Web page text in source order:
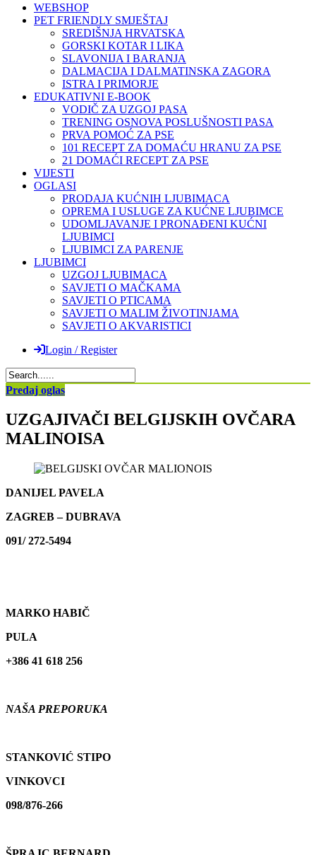
WEBSHOP
PET FRIENDLY SMJEŠTAJ
SREDIŠNJA HRVATSKA
GORSKI KOTAR I LIKA
SLAVONIJA I BARANJA
DALMACIJA I DALMATINSKA ZAGORA
ISTRA I PRIMORJE
EDUKATIVNI E-BOOK
VODIČ ZA UZGOJ PASA
TRENING OSNOVA POSLUŠNOSTI PASA
PRVA POMOĆ ZA PSE
101 RECEPT ZA DOMAĆU HRANU ZA PSE
21 DOMAĆI RECEPT ZA PSE
VIJESTI
OGLASI
PRODAJA KUĆNIH LJUBIMACA
OPREMA I USLUGE ZA KUĆNE LJUBIMCE
UDOMLJAVANJE I PRONAĐENI KUĆNI
LJUBIMCI
LJUBIMCI ZA PARENJE
LJUBIMCI
UZGOJ LJUBIMACA
SAVJETI O MAČKAMA
SAVJETI O PTICAMA
SAVJETI O MALIM ŽIVOTINJAMA
SAVJETI O AKVARISTICI
Login / Register
Predaj oglas
UZGAJIVAČI BELGIJSKIH OVČARA
MALINOISA
DANIJEL PAVELA
ZAGREB – DUBRAVA
091/ 272-5494
MARKO HABIČ
PULA
+386 41 618 256
NAŠA PREPORUKA
STANKOVIĆ STIPO
VINKOVCI
098/876-266